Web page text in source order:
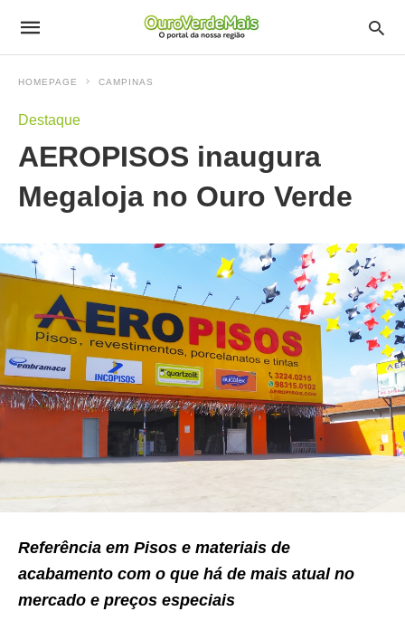
HOMEPAGE CAMPINAS
Destaque
AEROPISOS inaugura
Megaloja no Ouro Verde
Referência em Pisos e materiais de
acabamento com o que há de mais atual no
mercado e preços especiais